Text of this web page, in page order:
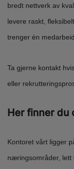
bredt nettverk av
levere raskt,
trenger én
Ta gjerne kontakt
eller
Her finner du
Kontoret vårt ligger
næringsområder, lett